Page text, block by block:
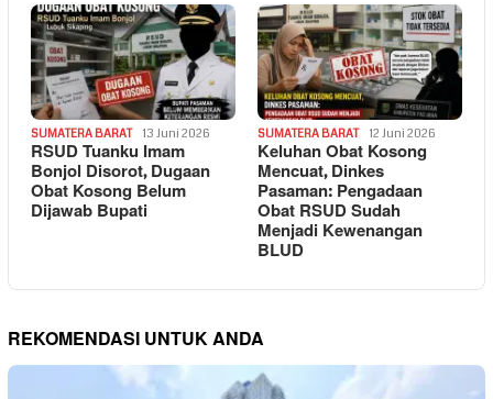
SUMATERA BARAT 13 Juni 2026
RSUD Tuanku Imam
Bonjol Disorot, Dugaan
Obat Kosong Belum
Dijawab Bupati
SUMATERA BARAT 12 Juni 2026
Keluhan Obat Kosong
Mencuat, Dinkes
Pasaman: Pengadaan
Obat RSUD Sudah
Menjadi Kewenangan
BLUD
REKOMENDASI UNTUK ANDA